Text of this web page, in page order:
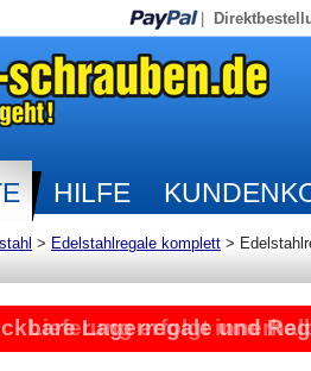
HILFE
> Edelstahlregale komplett >
Lagerregale und
Lieferung erfolgt